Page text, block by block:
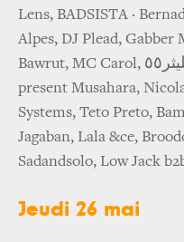
Lens, BADSISTA ·
Alpes, DJ Plead, Gabber
Bawrut, MC Carol, گليثر٥٥ Glitter & Lisa Laurent
present Musahara,
Systems, Teto Preto,
Jagaban, Lala &ce,
Sadandsolo, Low Jack
Jeudi 26 mai